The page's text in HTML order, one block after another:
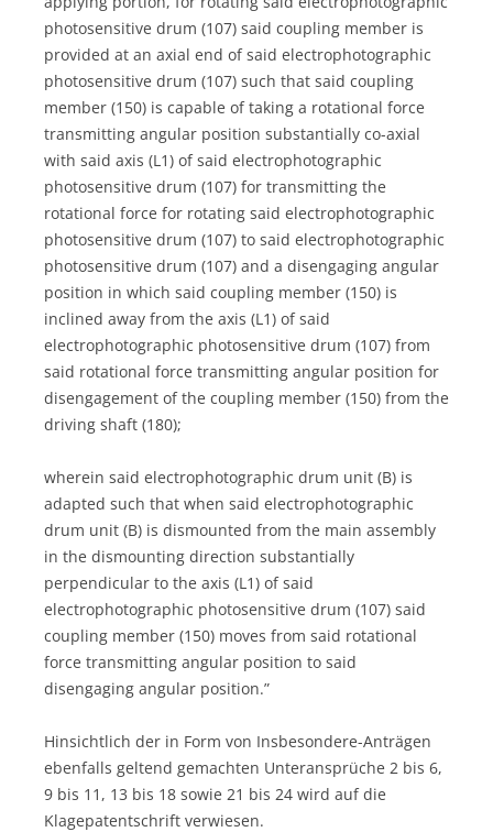
photosensitive drum (107) said coupling member is
provided at an axial end of said electrophotographic
photosensitive drum (107) such that said coupling
member (150) is capable of taking a rotational force
transmitting angular position substantially co-axial
with said axis (L1) of said electrophotographic
photosensitive drum (107) for transmitting the
rotational force for rotating said electrophotographic
photosensitive drum (107) to said electrophotographic
photosensitive drum (107) and a disengaging angular
position in which said coupling member (150) is
inclined away from the axis (L1) of said
electrophotographic photosensitive drum (107) from
said rotational force transmitting angular position for
disengagement of the coupling member (150) from the
driving shaft (180);
wherein said electrophotographic drum unit (B) is
adapted such that when said electrophotographic
drum unit (B) is dismounted from the main assembly
in the dismounting direction substantially
perpendicular to the axis (L1) of said
electrophotographic photosensitive drum (107) said
coupling member (150) moves from said rotational
force transmitting angular position to said
disengaging angular position.”
Hinsichtlich der in Form von Insbesondere-Anträgen
ebenfalls geltend gemachten Unteransprüche 2 bis 6,
9 bis 11, 13 bis 18 sowie 21 bis 24 wird auf die
Klagepatentschrift verwiesen.